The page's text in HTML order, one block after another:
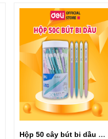
Hộp 50 cây bút bi dầu Deli 0.7mm EQ03336